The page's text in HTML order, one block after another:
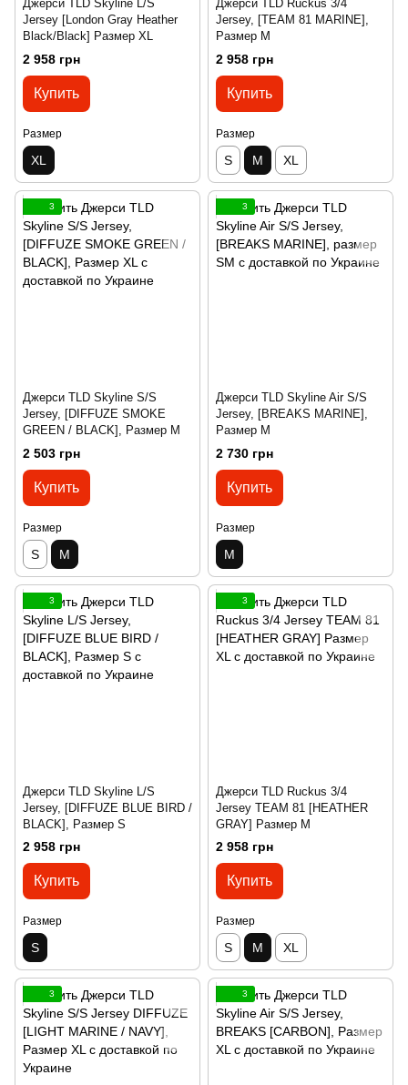
Джерси TLD Skyline L/S
Jersey [London Gray Heather
Black/Black] Размер XL
2 958 грн
Купить
Размер
XL
Джерси TLD Ruckus 3/4
Jersey, [TEAM 81 MARINE],
Размер M
2 958 грн
Купить
Размер
S M XL
3
Джерси TLD Skyline S/S
Jersey, [DIFFUZE SMOKE
GREEN / BLACK], Размер M
2 503 грн
Купить
Размер
S M
3
Джерси TLD Skyline Air S/S
Jersey, [BREAKS MARINE],
Размер M
2 730 грн
Купить
Размер
M
3
Джерси TLD Skyline L/S
Jersey, [DIFFUZE BLUE BIRD /
BLACK], Размер S
2 958 грн
Купить
Размер
S
3
Джерси TLD Ruckus 3/4
Jersey TEAM 81 [HEATHER
GRAY] Размер M
2 958 грн
Купить
Размер
S M XL
3 3